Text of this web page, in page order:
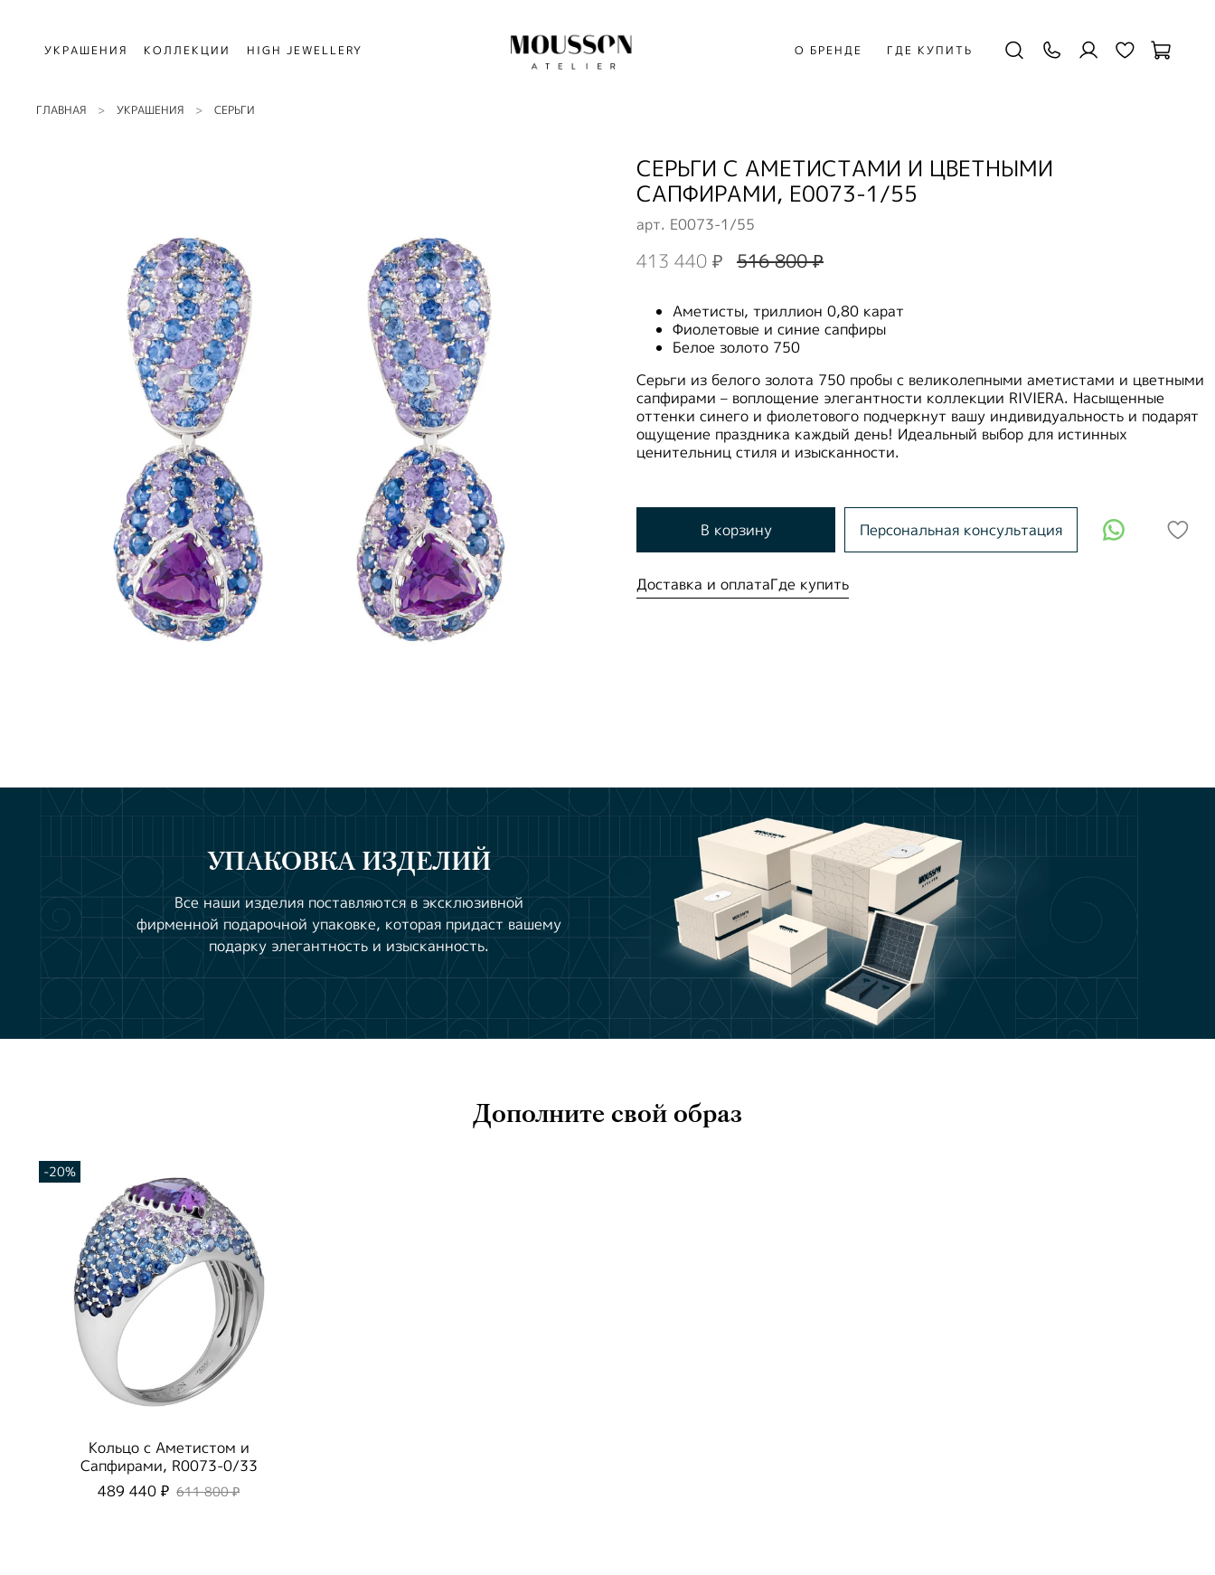
УКРАШЕНИЯ КОЛЛЕКЦИИ HIGH JEWELLERY О БРЕНДЕ ГДЕ КУПИТЬ
ГЛАВНАЯ УКРАШЕНИЯ СЕРЬГИ
арт. E0073-1/55
СЕРЬГИ С АМЕТИСТАМИ И ЦВЕТНЫМИ
САПФИРАМИ, E0073-1/55
413 440 ₽ 516 800 ₽
Аметисты, триллион 0,80 карат
Фиолетовые и синие сапфиры
Белое золото 750
Серьги из белого золота 750 пробы с великолепными аметистами и цветными
сапфирами – воплощение элегантности коллекции RIVIERA. Насыщенные
оттенки синего и фиолетового подчеркнут вашу индивидуальность и подарят
ощущение праздника каждый день! Идеальный выбор для истинных
ценительниц стиля и изысканности.
В корзину Персональная консультация
Доставка и оплатаГде купить
УПАКОВКА ИЗДЕЛИЙ
Все наши изделия поставляются в эксклюзивной
фирменной подарочной упаковке, которая придаст вашему
подарку элегантность и изысканность.
Дополните свой образ
-20%
Кольцо с Аметистом и
Сапфирами, R0073-0/33
489 440 ₽ 611 800 ₽